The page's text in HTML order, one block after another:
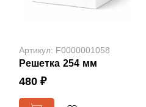
Артикул: F0000001058
Решетка 254 мм
480 ₽